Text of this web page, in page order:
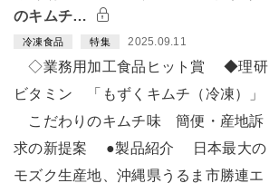
のキムチ…
冷凍食品 特集 2025.09.11
◇業務用加工食品ヒット賞 ◆理研
ビタミン 「もずくキムチ（冷凍）」
こだわりのキムチ味 簡便・産地訴
求の新提案 ●製品紹介 日本最大の
モズク生産地、沖縄県うるま市勝連エ